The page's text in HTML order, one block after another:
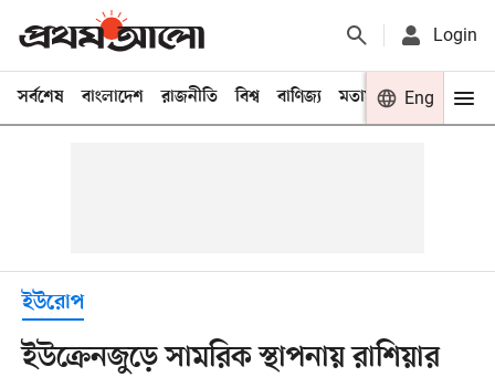
Login
সর্বশেষ বাংলাদেশ রাজনীতি বিশ্ব বাণিজ্য মতামত খেলা
Eng
ইউরোপ
ইউক্রেনজুড়ে সামরিক স্থাপনায় রাশিয়ার